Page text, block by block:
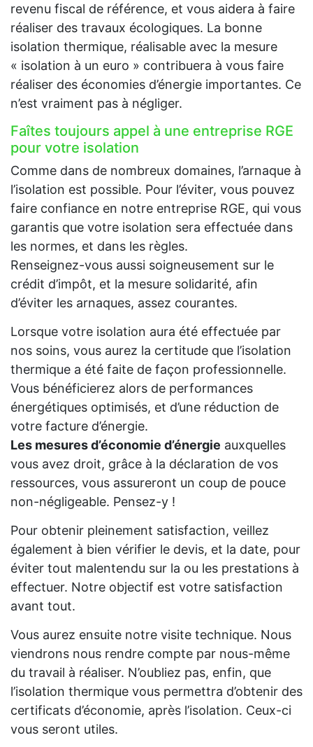
revenu fiscal de référence, et vous aidera à faire
réaliser des travaux écologiques. La bonne
isolation thermique, réalisable avec la mesure
« isolation à un euro » contribuera à vous faire
réaliser des économies d’énergie importantes. Ce
n’est vraiment pas à négliger.
Faîtes toujours appel à une entreprise RGE
pour votre isolation
Comme dans de nombreux domaines, l’arnaque à
l’isolation est possible. Pour l’éviter, vous pouvez
faire confiance en notre entreprise RGE, qui vous
garantis que votre isolation sera effectuée dans
les normes, et dans les règles.
Renseignez-vous aussi soigneusement sur le
crédit d’impôt, et la mesure solidarité, afin
d’éviter les arnaques, assez courantes.
Lorsque votre isolation aura été effectuée par
nos soins, vous aurez la certitude que l’isolation
thermique a été faite de façon professionnelle.
Vous bénéficierez alors de performances
énergétiques optimisés, et d’une réduction de
votre facture d’énergie.
Les mesures d’économie d’énergie auxquelles
vous avez droit, grâce à la déclaration de vos
ressources, vous assureront un coup de pouce
non-négligeable. Pensez-y !
Pour obtenir pleinement satisfaction, veillez
également à bien vérifier le devis, et la date, pour
éviter tout malentendu sur la ou les prestations à
effectuer. Notre objectif est votre satisfaction
avant tout.
Vous aurez ensuite notre visite technique. Nous
viendrons nous rendre compte par nous-même
du travail à réaliser. N’oubliez pas, enfin, que
l’isolation thermique vous permettra d’obtenir des
certificats d’économie, après l’isolation. Ceux-ci
vous seront utiles.